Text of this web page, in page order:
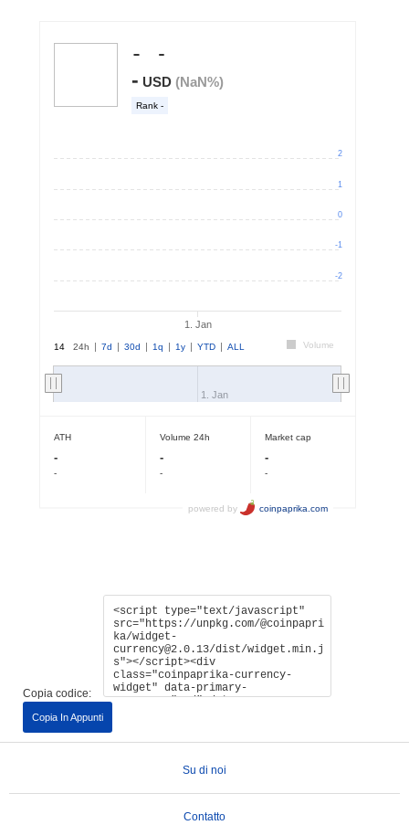
Copia codice:
Copia In Appunti
Su di noi
Contatto